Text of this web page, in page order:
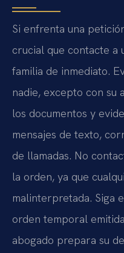
Si enfrenta una
crucial que contacte a
familia de inmediato.
nadie, excepto con su
los documentos y
mensajes de texto,
de llamadas. No
la orden, ya que
malinterpretada. Siga
orden temporal
abogado prepara su